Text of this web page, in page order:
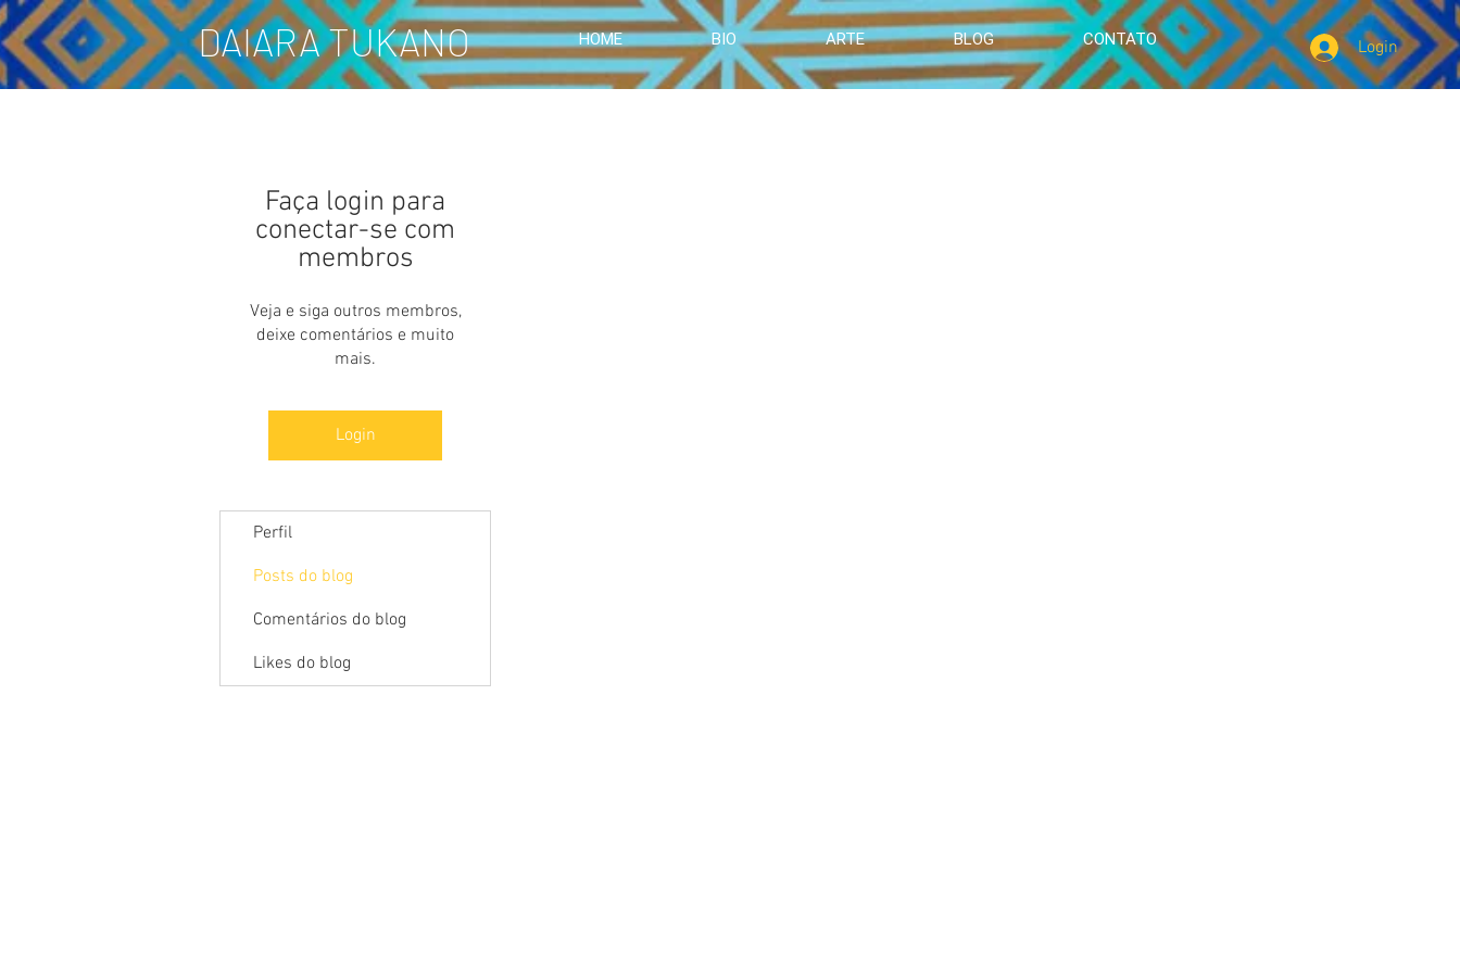
HOME BIO ARTE BLOG CONTATO Login
DAIARA TUKANO
Faça login para
conectar-se com
membros
Veja e siga outros membros,
deixe comentários e muito
mais.
Login
Perfil
Posts do blog
Comentários do blog
Likes do blog